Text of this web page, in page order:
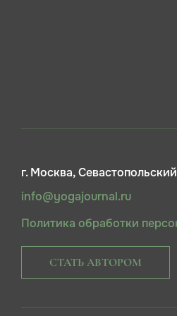
г. Москва,
info@yogajournal.ru
Политика обработки
СТАТЬ АВТОРОМ